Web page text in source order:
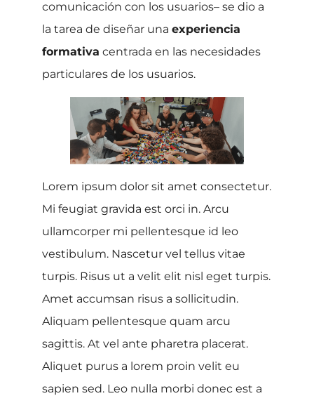
comunicación con los usuarios– se dio a
la tarea de diseñar una experiencia
formativa centrada en las necesidades
particulares de los usuarios.
Lorem ipsum dolor sit amet consectetur.
Mi feugiat gravida est orci in. Arcu
ullamcorper mi pellentesque id leo
vestibulum. Nascetur vel tellus vitae
turpis. Risus ut a velit elit nisl eget turpis.
Amet accumsan risus a sollicitudin.
Aliquam pellentesque quam arcu
sagittis. At vel ante pharetra placerat.
Aliquet purus a lorem proin velit eu
sapien sed. Leo nulla morbi donec est a